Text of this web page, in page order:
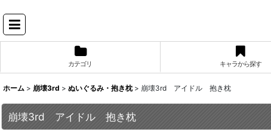
カテゴリ キャラから探す
ホーム > 崩壊3rd > ぬいぐるみ・抱き枕 > 崩壊3rd アイドル 抱き枕
崩壊3rd アイドル 抱き枕